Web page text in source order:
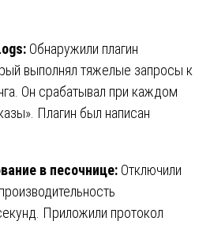
Обнаружили плагин
выполнял тяжелые запросы к
Он срабатывал при каждом
Плагин был написан
в песочнице: Отключили
Приложили протокол